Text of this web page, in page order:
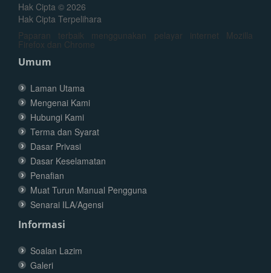
Hak Cipta © 2026
Hak Cipta Terpelihara
Paparan terbaik menggunakan pelayar internet Mozilla
Firefox dan Chrome
Umum
Laman Utama
Mengenai Kami
Hubungi Kami
Terma dan Syarat
Dasar Privasi
Dasar Keselamatan
Penafian
Muat Turun Manual Pengguna
Senarai ILA/Agensi
Informasi
Soalan Lazim
Galeri